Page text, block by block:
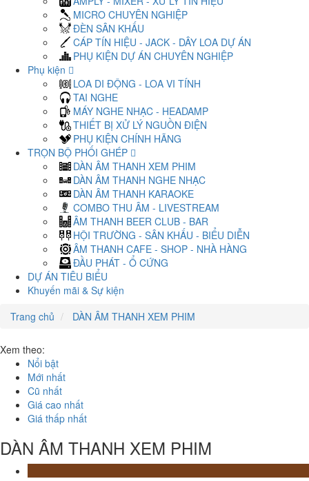
MICRO CHUYÊN NGHIỆP
ĐÈN SÂN KHẤU
CÁP TÍN HIỆU - JACK - DÂY LOA DỰ ÁN
PHỤ KIỆN DỰ ÁN CHUYÊN NGHIỆP
Phụ kiện
LOA DI ĐỘNG - LOA VI TÍNH
TAI NGHE
MÁY NGHE NHẠC - HEADAMP
THIẾT BỊ XỬ LÝ NGUỒN ĐIỆN
PHỤ KIỆN CHÍNH HÃNG
TRỌN BỘ PHỐI GHÉP
DÀN ÂM THANH XEM PHIM
DÀN ÂM THANH NGHE NHẠC
DÀN ÂM THANH KARAOKE
COMBO THU ÂM - LIVESTREAM
ÂM THANH BEER CLUB - BAR
HỘI TRƯỜNG - SÂN KHẤU - BIỂU DIỄN
ÂM THANH CAFE - SHOP - NHÀ HÀNG
ĐẦU PHÁT - Ổ CỨNG
DỰ ÁN TIÊU BIỂU
Khuyến mãi & Sự kiện
Trang chủ
DÀN ÂM THANH XEM PHIM
Xem theo:
Nổi bật
Mới nhất
Cũ nhất
Giá cao nhất
Giá thấp nhất
DÀN ÂM THANH XEM PHIM